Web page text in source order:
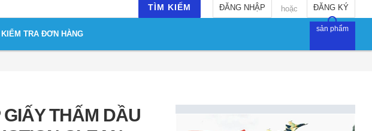
ĐĂNG KÝ
hoặc
ĐĂNG NHẬP
TÌM KIẾM
KIỂM TRA ĐƠN HÀNG
sản phẩm
GIẤY THẤM DẦU